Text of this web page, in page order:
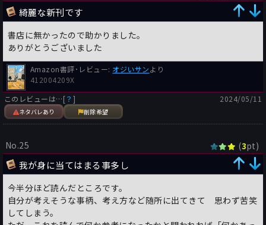
綺麗な新刊です
書店に無かったので助かりました。
ありがとうございました
Amazon書評･レビュー: オジいサンより
412004209X
このレビューは…[？]
ネタバレあり 削除希望
2024/05/11
No.25 (3pt)
我が身に当てはまる事多し
今半分ほど読んだところです。
自分が考えそうな事柄、考え方など随所に出てきて 思わず苦笑
してしまう。